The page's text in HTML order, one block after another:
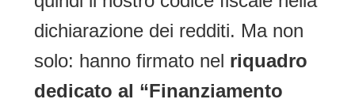
dichiarazione dei redditi. Ma non
solo: hanno firmato nel riquadro
dedicato al “Finanziamento